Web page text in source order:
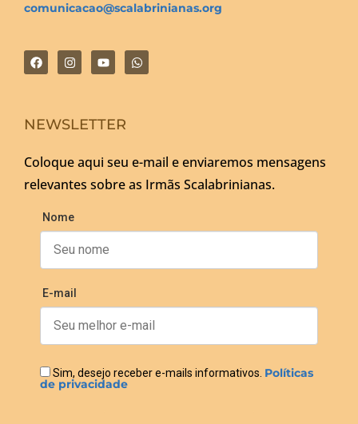
comunicacao@scalabrinianas.org
NEWSLETTER
Coloque aqui seu e-mail e enviaremos mensagens
relevantes sobre as Irmãs Scalabrinianas.
Nome
E-mail
Sim, desejo receber e-mails informativos. Políticas
de privacidade